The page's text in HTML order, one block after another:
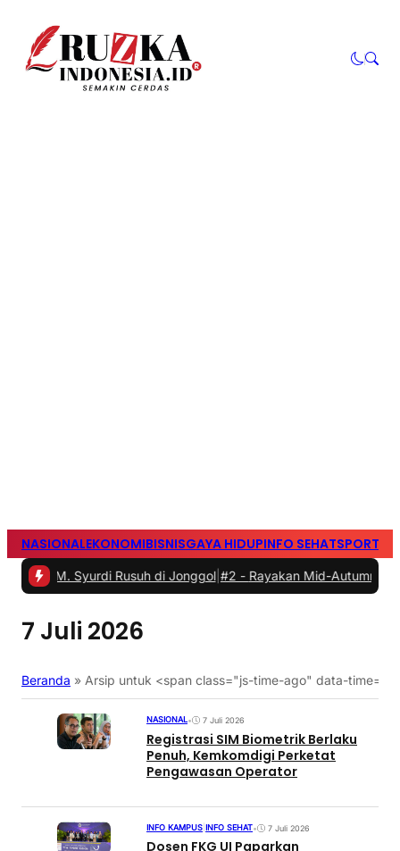
NASIONALEKONOMIBISNISGAYA HIDUPINFO SEHATSPORTS
Syurdi Rusuh di Jonggol|#2 -Rayakan Mid-Autumn Festival
7 Juli 2026
Beranda » Arsip untuk <span class="js-time-ago" data-
NASIONAL• 7 Juli 2026
Registrasi SIM Biometrik Berlaku
Penuh, Kemkomdigi Perketat
Pengawasan Operator
INFO KAMPUS INFO SEHAT• 7 Juli 2026
Dosen FKG UI Paparkan